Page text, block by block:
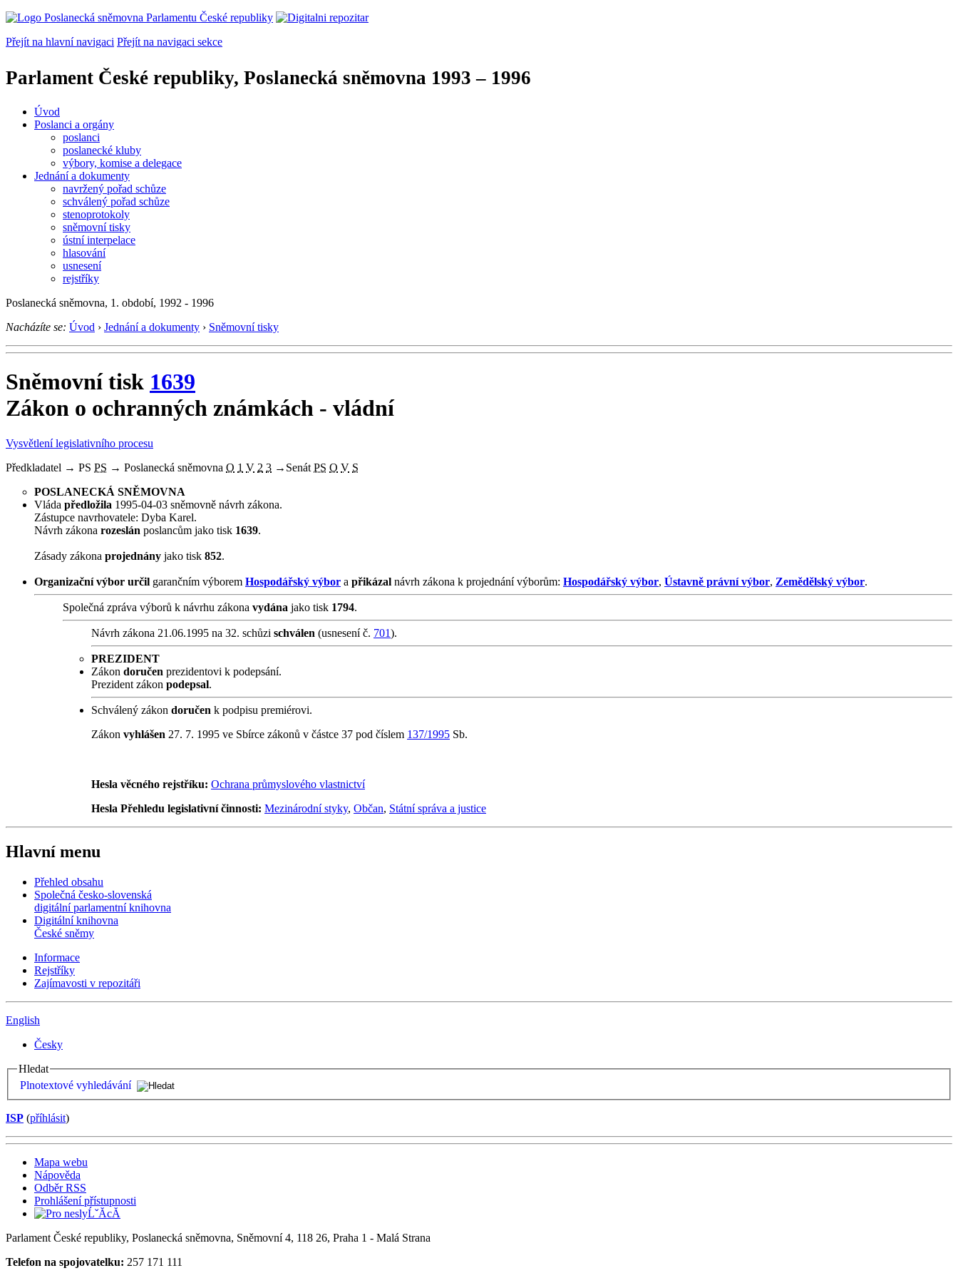
Přejít na hlavní navigaci Přejít na navigaci sekce
Parlament České republiky, Poslanecká sněmovna 1993 – 1996
Úvod
Poslanci a orgány
poslanci
poslanecké kluby
výbory, komise a delegace
Jednání a dokumenty
navržený pořad schůze
schválený pořad schůze
stenoprotokoly
sněmovní tisky
ústní interpelace
hlasování
usnesení
rejstříky
Poslanecká sněmovna, 1. období, 1992 - 1996
Nacházíte se: Úvod › Jednání a dokumenty › Sněmovní tisky
Sněmovní tisk 1639
Zákon o ochranných známkách - vládní
Vysvětlení legislativního procesu
Předkladatel → PS PS → Poslanecká sněmovna O 1 V 2 3 → Senát PS O V S
POSLANECKÁ SNĚMOVNA
Vláda předložila 1995-04-03 sněmovně návrh zákona.
Zástupce navrhovatele: Dyba Karel.
Návrh zákona rozeslán poslancům jako tisk 1639.
Zásady zákona projednány jako tisk 852.
Organizační výbor určil garančním výborem Hospodářský výbor a přikázal návrh zákona k projednání výborům: Hospodářský výbor, Ústavně právní výbor, Zemědělský výbor.
Společná zpráva výborů k návrhu zákona vydána jako tisk 1794.
Návrh zákona 21.06.1995 na 32. schůzi schválen (usnesení č. 701).
PREZIDENT
Zákon doručen prezidentovi k podepsání.
Prezident zákon podepsal.
Schválený zákon doručen k podpisu premiérovi.
Zákon vyhlášen 27. 7. 1995 ve Sbírce zákonů v částce 37 pod číslem 137/1995 Sb.
Hesla věcného rejstříku: Ochrana průmyslového vlastnictví
Hesla Přehledu legislativní činnosti: Mezinárodní styky, Občan, Státní správa a justice
Hlavní menu
Přehled obsahu
Společná česko-slovenská
digitální parlamentní knihovna
Digitální knihovna
České sněmy
Informace
Rejstříky
Zajímavosti v repozitáři
English
Česky
Hledat
Plnotextové vyhledávání
ISP (příhlásit)
Mapa webu
Nápověda
Odběr RSS
Prohlášení přístupnosti
Parlament České republiky, Poslanecká sněmovna, Sněmovní 4, 118 26, Praha 1 - Malá Strana
Telefon na spojovatelku: 257 171 111